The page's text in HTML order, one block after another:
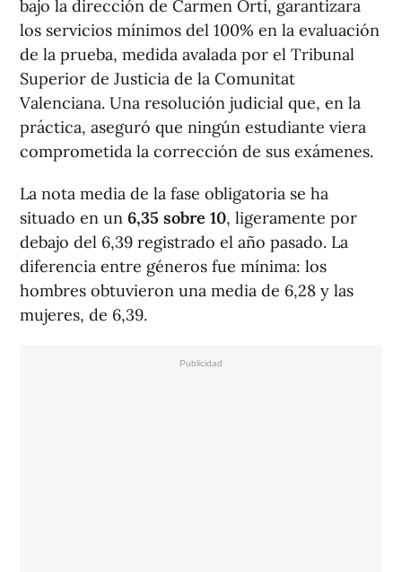
bajo la dirección de Carmen Ortí, garantizara
los servicios mínimos del 100% en la evaluación
de la prueba, medida avalada por el Tribunal
Superior de Justicia de la Comunitat
Valenciana. Una resolución judicial que, en la
práctica, aseguró que ningún estudiante viera
comprometida la corrección de sus exámenes.
La nota media de la fase obligatoria se ha
situado en un 6,35 sobre 10, ligeramente por
debajo del 6,39 registrado el año pasado. La
diferencia entre géneros fue mínima: los
hombres obtuvieron una media de 6,28 y las
mujeres, de 6,39.